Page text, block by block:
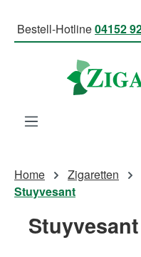
Bestell-Hotline04152
Home Zigaretten
Stuyvesant
Stuyvesant